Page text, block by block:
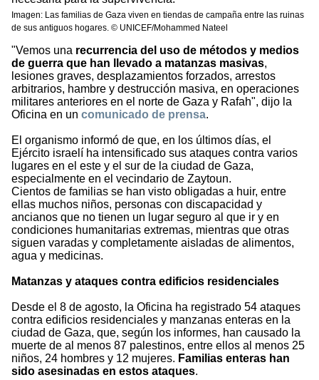
Imagen: Las familias de Gaza viven en tiendas de campaña entre las ruinas
de sus antiguos hogares. © UNICEF/Mohammed Nateel
"Vemos una recurrencia del uso de métodos y medios
de guerra que han llevado a matanzas masivas,
lesiones graves, desplazamientos forzados, arrestos
arbitrarios, hambre y destrucción masiva, en operaciones
militares anteriores en el norte de Gaza y Rafah", dijo la
Oficina en un comunicado de prensa.
El organismo informó de que, en los últimos días, el
Ejército israelí ha intensificado sus ataques contra varios
lugares en el este y el sur de la ciudad de Gaza,
especialmente en el vecindario de Zaytoun.
Cientos de familias se han visto obligadas a huir, entre
ellas muchos niños, personas con discapacidad y
ancianos que no tienen un lugar seguro al que ir y en
condiciones humanitarias extremas, mientras que otras
siguen varadas y completamente aisladas de alimentos,
agua y medicinas.
Matanzas y ataques contra edificios residenciales
Desde el 8 de agosto, la Oficina ha registrado 54 ataques
contra edificios residenciales y manzanas enteras en la
ciudad de Gaza, que, según los informes, han causado la
muerte de al menos 87 palestinos, entre ellos al menos 25
niños, 24 hombres y 12 mujeres. Familias enteras han
sido asesinadas en estos ataques.